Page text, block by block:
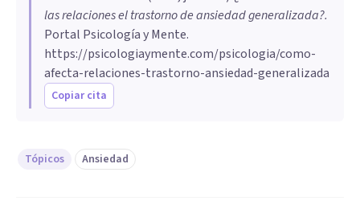
las relaciones el trastorno de ansiedad generalizada?.
Portal Psicología y Mente.
https://psicologiaymente.com/psicologia/como-
afecta-relaciones-trastorno-ansiedad-generalizada
Copiar cita
Tópicos Ansiedad